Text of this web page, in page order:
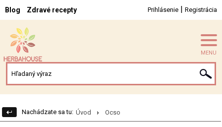
Blog Zdravé recepty Prihlásenie | Registrácia
MENU
Nachádzate sa tu: Úvod Ocso